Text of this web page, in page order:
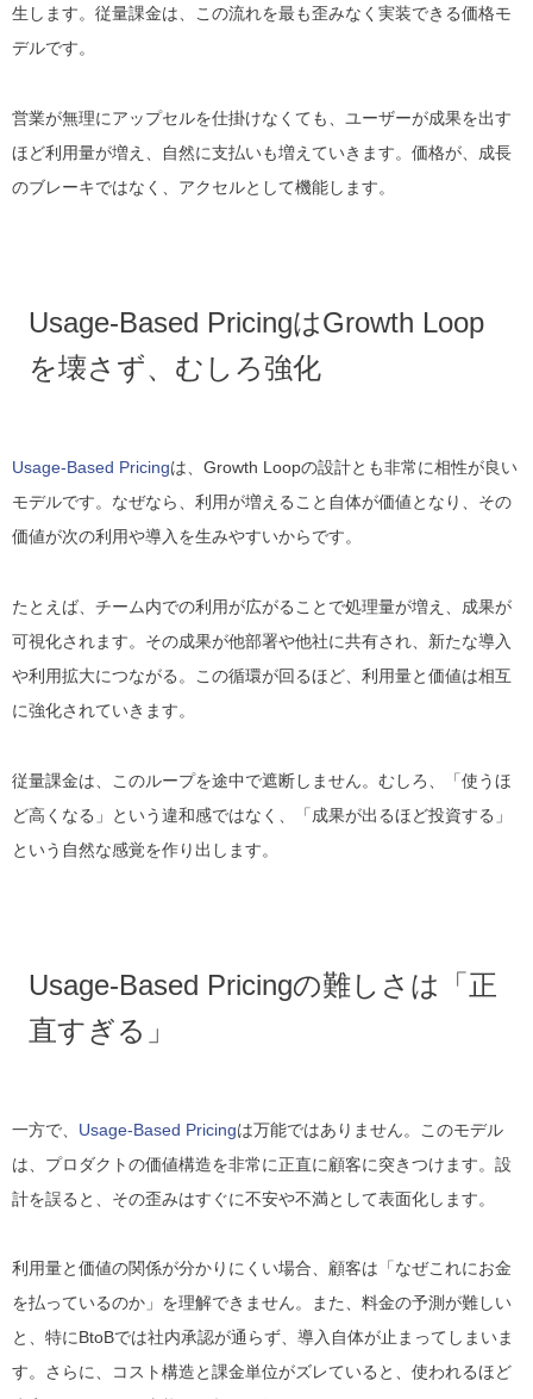
生します。従量課金は、この流れを最も歪みなく実装できる価格モ
デルです。
営業が無理にアップセルを仕掛けなくても、ユーザーが成果を出す
ほど利用量が増え、自然に支払いも増えていきます。価格が、成長
のブレーキではなく、アクセルとして機能します。
Usage-Based PricingはGrowth Loop
を壊さず、むしろ強化
Usage-Based Pricingは、Growth Loopの設計とも非常に相性が良い
モデルです。なぜなら、利用が増えること自体が価値となり、その
価値が次の利用や導入を生みやすいからです。
たとえば、チーム内での利用が広がることで処理量が増え、成果が
可視化されます。その成果が他部署や他社に共有され、新たな導入
や利用拡大につながる。この循環が回るほど、利用量と価値は相互
に強化されていきます。
従量課金は、このループを途中で遮断しません。むしろ、「使うほ
ど高くなる」という違和感ではなく、「成果が出るほど投資する」
という自然な感覚を作り出します。
Usage-Based Pricingの難しさは「正
直すぎる」
一方で、 Usage-Based Pricingは万能ではありません。このモデル
は、プロダクトの価値構造を非常に正直に顧客に突きつけます。設
計を誤ると、その歪みはすぐに不安や不満として表面化します。
利用量と価値の関係が分かりにくい場合、顧客は「なぜこれにお金
を払っているのか」を理解できません。また、料金の予測が難しい
と、特にBtoBでは社内承認が通らず、導入自体が止まってしまいま
す。さらに、コスト構造と課金単位がズレていると、使われるほど